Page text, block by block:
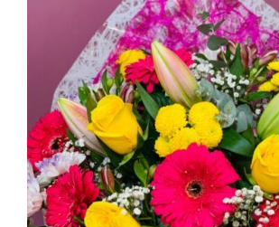
AÑADIR AL CARRITO
/
DETALLES